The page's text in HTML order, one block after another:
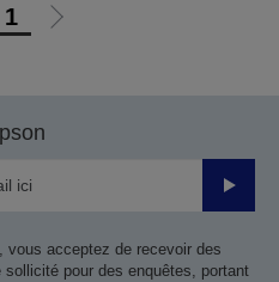
1
Aller
Valider
vous acceptez de recevoir des
pour des enquêtes, portant